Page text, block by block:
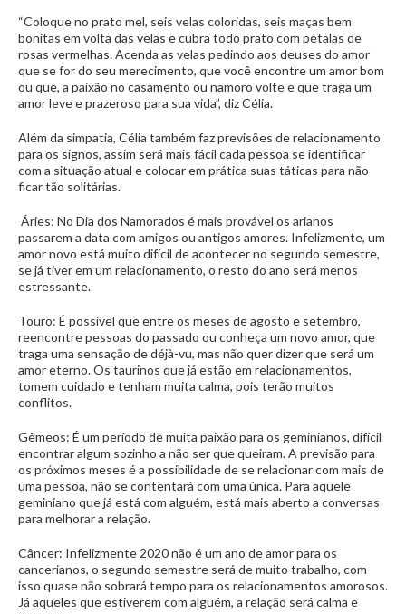
“Coloque no prato mel, seis velas coloridas, seis maças bem
bonitas em volta das velas e cubra todo prato com pétalas de
rosas vermelhas. Acenda as velas pedindo aos deuses do amor
que se for do seu merecimento, que você encontre um amor bom
ou que, a paixão no casamento ou namoro volte e que traga um
amor leve e prazeroso para sua vida”, diz Célia.
Além da simpatia, Célia também faz previsões de relacionamento
para os signos, assim será mais fácil cada pessoa se identificar
com a situação atual e colocar em prática suas táticas para não
ficar tão solitárias.
Áries: No Dia dos Namorados é mais provável os arianos
passarem a data com amigos ou antigos amores. Infelizmente, um
amor novo está muito difícil de acontecer no segundo semestre,
se já tiver em um relacionamento, o resto do ano será menos
estressante.
Touro: É possível que entre os meses de agosto e setembro,
reencontre pessoas do passado ou conheça um novo amor, que
traga uma sensação de déjà-vu, mas não quer dizer que será um
amor eterno. Os taurinos que já estão em relacionamentos,
tomem cuidado e tenham muita calma, pois terão muitos
conflitos.
Gêmeos: É um período de muita paixão para os geminianos, difícil
encontrar algum sozinho a não ser que queiram. A previsão para
os próximos meses é a possibilidade de se relacionar com mais de
uma pessoa, não se contentará com uma única. Para aquele
geminiano que já está com alguém, está mais aberto a conversas
para melhorar a relação.
Câncer: Infelizmente 2020 não é um ano de amor para os
cancerianos, o segundo semestre será de muito trabalho, com
isso quase não sobrará tempo para os relacionamentos amorosos.
Já aqueles que estiverem com alguém, a relação será calma e